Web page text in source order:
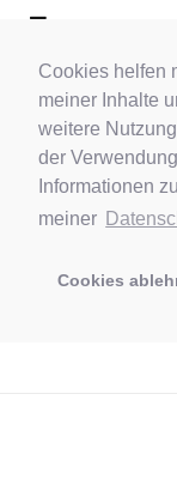
Cookies helfen
meiner Inhalte
weitere
der
Informationen
meiner
Cookies